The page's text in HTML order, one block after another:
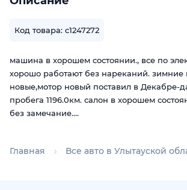
Код товара: c1247272
машина в хорошем состоянии., все по
хорошо работают без нареканий.
новые,мотор новый поставил в Декабре-
пробега 1196.0км. салон в хорошем
без замечание….
Главная Все авто в Улытауской